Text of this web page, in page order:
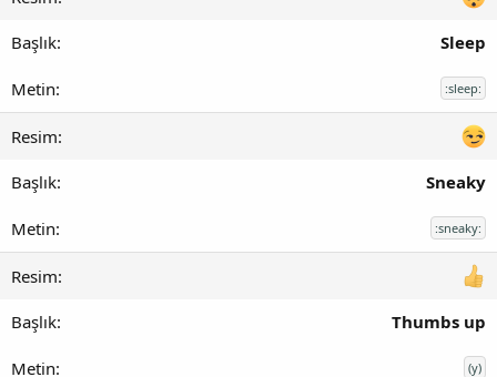
Sleep
:sleep:
Sneaky
:sneaky:
Thumbs up
(y)